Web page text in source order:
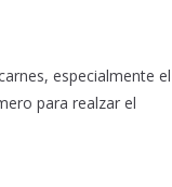
especialmente el
para realzar el